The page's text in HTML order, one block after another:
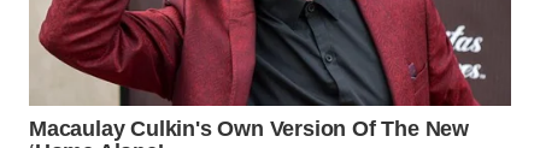
WN
SOLO
WN